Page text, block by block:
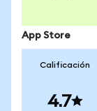
App Store
Calificación
4.7